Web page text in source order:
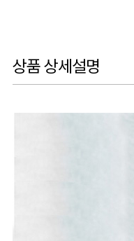
상품 상세설명